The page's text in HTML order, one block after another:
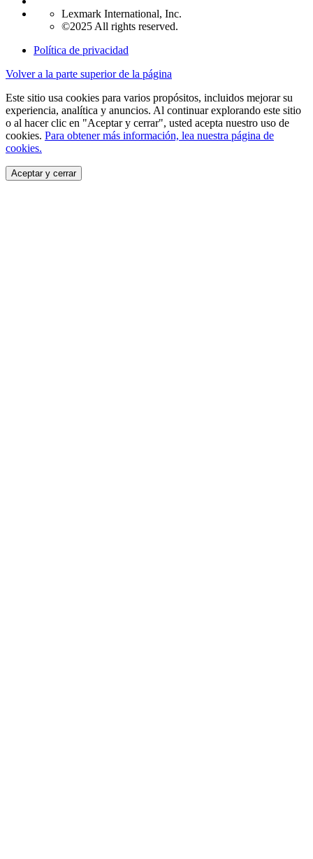
Lexmark International, Inc.
©2025 All rights reserved.
Política de privacidad
Volver a la parte superior de la página
Este sitio usa cookies para varios propósitos, incluidos mejorar su
experiencia, analítica y anuncios. Al continuar explorando este sitio
o al hacer clic en "Aceptar y cerrar", usted acepta nuestro uso de
cookies. Para obtener más información, lea nuestra página de
cookies.
Aceptar y cerrar